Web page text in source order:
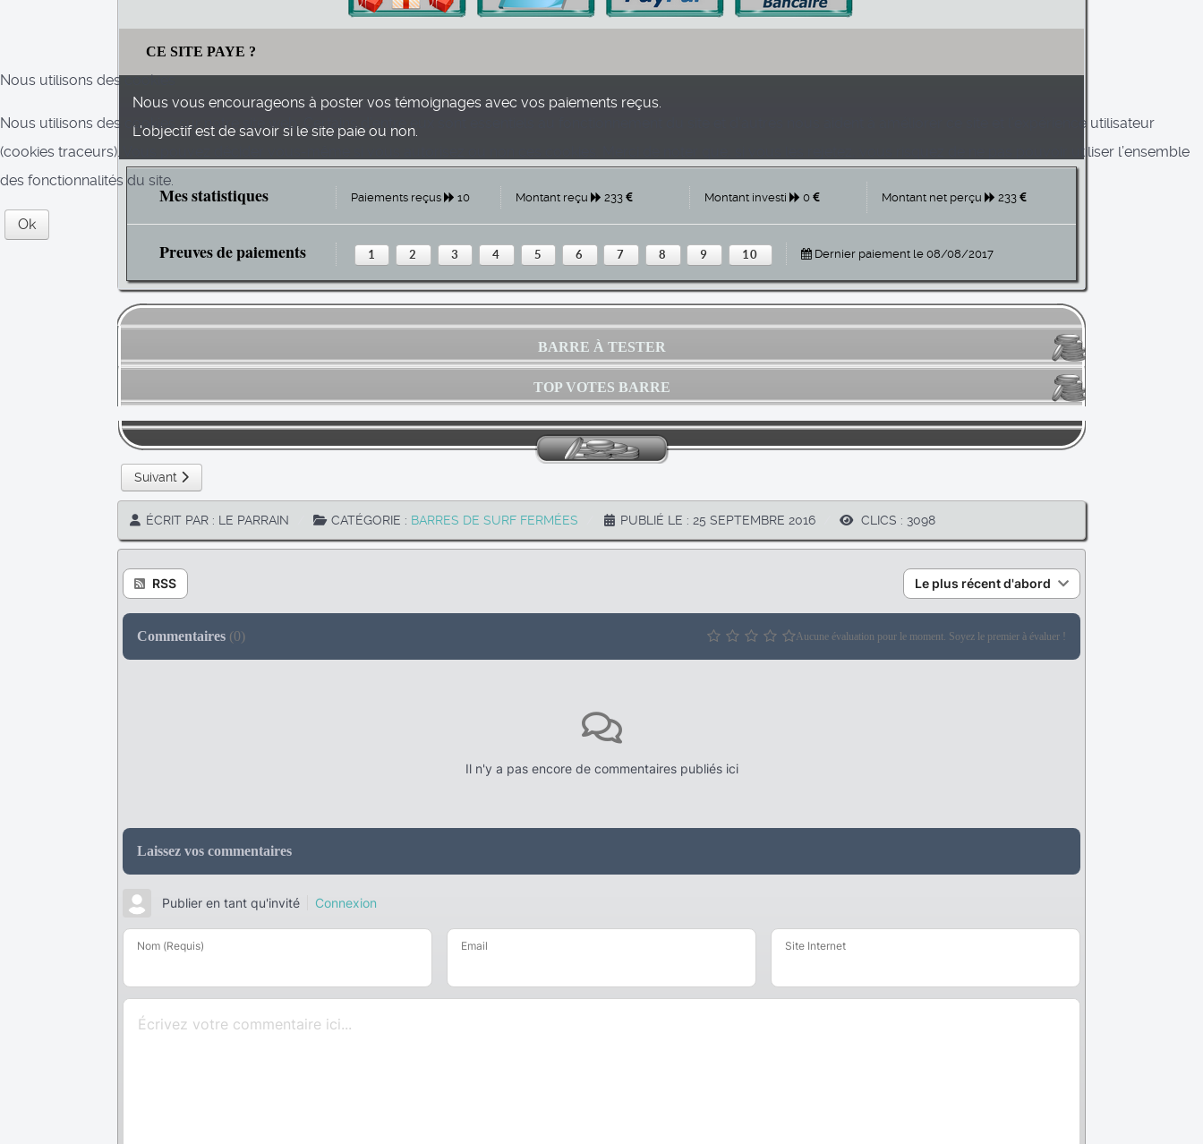
CE SITE PAYE ?
Nous vous encourageons à poster vos témoignages avec vos paiements reçus.
L'objectif est de savoir si le site paie ou non.
Mes statistiques Paiements reçus 10 Montant reçu 233 Montant investi 0 Montant net perçu 233
Preuves de paiements 1 2 3 4 5 6 7 8 9 10 Dernier paiement le 08/08/2017
BARRE À TESTER
TOP VOTES BARRE
Article suivant : Dead surf
Suivant
ÉCRIT PAR : LE PARRAIN CATÉGORIE : BARRES DE SURF FERMÉES PUBLIÉ LE : 25 SEPTEMBRE 2016 CLICS : 3098
RSS Le plus récent d'abord
Commentaires (0) Aucune évaluation pour le moment. Soyez le premier à évaluer !
Il n'y a pas encore de commentaires publiés ici
Laissez vos commentaires
Publier en tant qu'invité Connexion
Nom (Requis) Email Site Internet
Nous utilisons des cookies
Nous utilisons des cookies sur notre site web. Certains d’entre eux sont essentiels au fonctionnement du site et d’autres nous aident à améliorer ce site et l’expérience utilisateur
(cookies traceurs). Vous pouvez décider vous-même si vous autorisez ou non ces cookies. Merci de noter que, si vous les rejetez, vous risquez de ne pas pouvoir utiliser l’ensemble
des fonctionnalités du site.
Ok